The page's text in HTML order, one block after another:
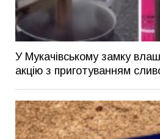
У Мукачівському замку
акцію з приготуванням